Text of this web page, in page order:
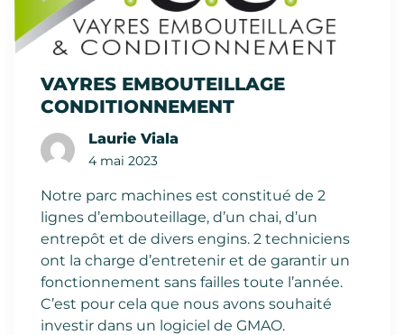
VAYRES EMBOUTEILLAGE
CONDITIONNEMENT
Laurie Viala
4 mai 2023
Notre parc machines est constitué de 2
lignes d’embouteillage, d’un chai, d’un
entrepôt et de divers engins. 2 techniciens
ont la charge d’entretenir et de garantir un
fonctionnement sans failles toute l’année.
C’est pour cela que nous avons souhaité
investir dans un logiciel de GMAO.